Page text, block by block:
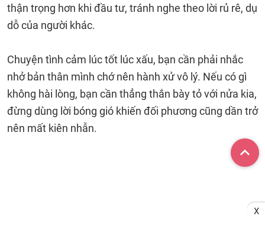
thận trọng hơn khi đầu tư, tránh nghe theo lời rủ rê, dụ
dỗ của người khác.
Chuyện tình cảm lúc tốt lúc xấu, bạn cần phải nhắc
nhở bản thân mình chớ nên hành xử vô lý. Nếu có gì
không hài lòng, bạn cần thẳng thắn bày tỏ với nửa kia,
đừng dùng lời bóng gió khiến đối phương cũng dần trở
nên mất kiên nhẫn.
X